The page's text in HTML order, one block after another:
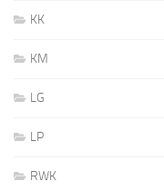
KK
KM
LG
LP
RWK